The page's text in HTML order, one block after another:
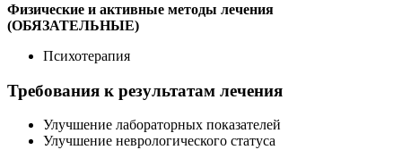
Физические и активные методы лечения
(ОБЯЗАТЕЛЬНЫЕ)
Психотерапия
Требования к результатам лечения
Улучшение лабораторных показателей
Улучшение неврологического статуса